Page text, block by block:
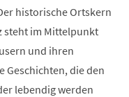
historische Ortskern
steht im Mittelpunkt
und ihren
Geschichten, die den
lebendig werden